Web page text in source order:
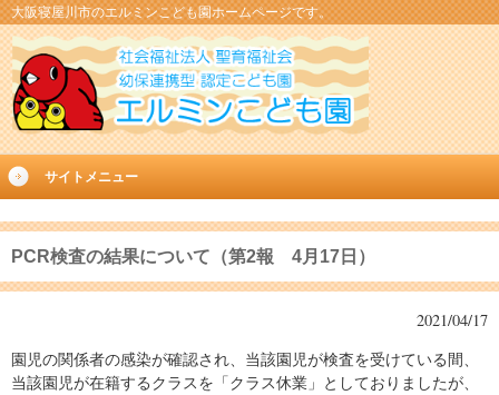
大阪寝屋川市のエルミンこども園ホームページです。
サイトメニュー
PCR検査の結果について（第2報 4月17日）
2021/04/17
園児の関係者の感染が確認され、当該園児が検査を受けている間、
当該園児が在籍するクラスを「クラス休業」としておりましたが、